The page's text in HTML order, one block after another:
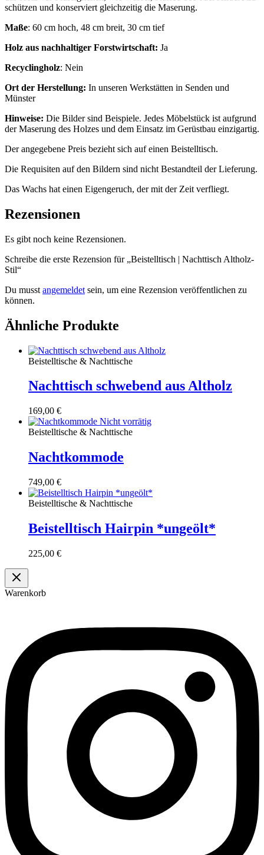
schützen und konserviert gleichzeitig die Maserung.
Maße: 60 cm hoch, 48 cm breit, 30 cm tief
Holz aus nachhaltiger Forstwirtschaft: Ja
Recyclingholz: Nein
Ort der Herstellung: In unseren Werkstätten in Senden und
Münster
Hinweise: Die Bilder sind Beispiele. Jedes Möbelstück ist aufgrund
der Maserung des Holzes und dem Einsatz im Gerüstbau einzigartig.
Der angegebene Preis bezieht sich auf einen Beistelltisch.
Die Requisiten auf den Bildern sind nicht Bestandteil der Lieferung.
Das Wachs hat einen Eigengeruch, der mit der Zeit verfliegt.
Rezensionen
Es gibt noch keine Rezensionen.
Schreibe die erste Rezension für „Beistelltisch | Nachttisch Altholz-
Stil“
Du musst angemeldet sein, um eine Rezension veröffentlichen zu
können.
Ähnliche Produkte
Beistelltische & Nachttische
Nachttisch schwebend aus Altholz
169,00 €
Nicht vorrätig
Beistelltische & Nachttische
Nachtkommode
749,00 €
Beistelltische & Nachttische
Beistelltisch Hairpin *ungeölt*
225,00 €
Warenkorb